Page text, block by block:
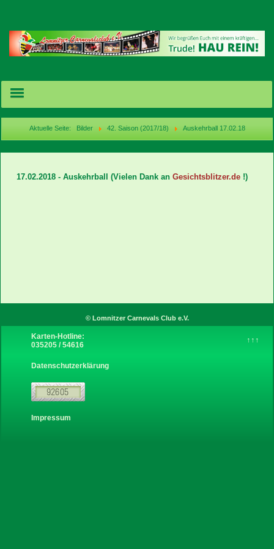
Termine/Karten
News
Sponsoren
Links
Aktuelle Seite: Bilder 42. Saison (2017/18) Auskehrball 17.02.18
17.02.2018 - Auskehrball (Vielen Dank an Gesichtsblitzer.de!)
© Lomnitzer Carnevals Club e.V.
↑↑↑
Karten-Hotline:
035205 / 54616
Datenschutzerklärung
Impressum